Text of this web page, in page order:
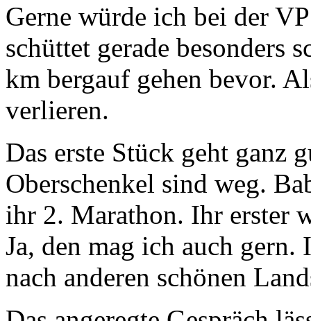
Gerne würde ich bei der
schüttet gerade besonders
km bergauf gehen bevor.
verlieren.
Das erste Stück geht ganz
Oberschenkel sind weg.
ihr 2. Marathon. Ihr erster
Ja, den mag ich auch
nach anderen schönen